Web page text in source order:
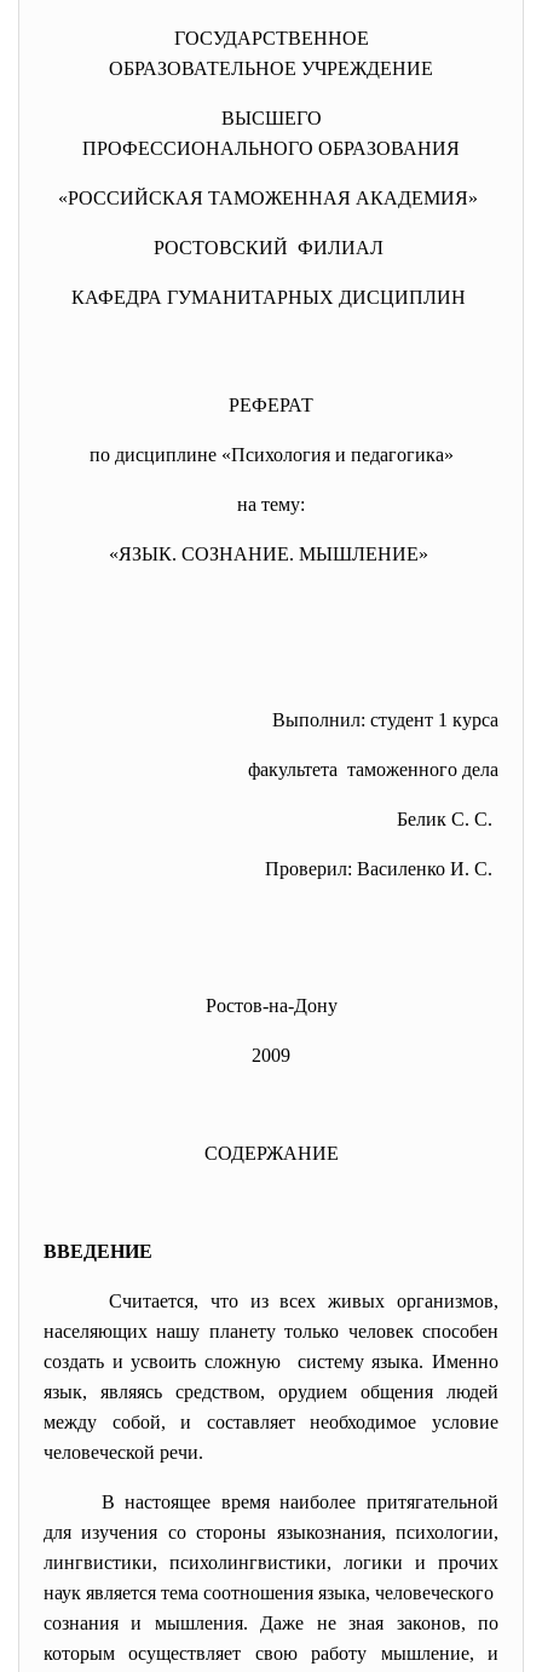
ГОСУДАРСТВЕННОЕ
ОБРАЗОВАТЕЛЬНОЕ УЧРЕЖДЕНИЕ
ВЫСШЕГО
ПРОФЕССИОНАЛЬНОГО ОБРАЗОВАНИЯ
«РОССИЙСКАЯ ТАМОЖЕННАЯ АКАДЕМИЯ»
РОСТОВСКИЙ ФИЛИАЛ
КАФЕДРА ГУМАНИТАРНЫХ ДИСЦИПЛИН
РЕФЕРАТ
по дисциплине «Психология и педагогика»
на тему:
«ЯЗЫК. СОЗНАНИЕ. МЫШЛЕНИЕ»
Выполнил: студент 1 курса
факультета таможенного дела
Белик С. С.
Проверил: Василенко И. С.
Ростов-на-Дону
2009
СОДЕРЖАНИЕ
ВВЕДЕНИЕ
Считается, что из всех живых организмов,
населяющих нашу планету только человек способен
создать и усвоить сложную систему языка. Именно
язык, являясь средством, орудием общения людей
между собой, и составляет необходимое условие
человеческой речи.
В настоящее время наиболее притягательной
для изучения со стороны языкознания, психологии,
лингвистики, психолингвистики, логики и прочих
наук является тема соотношения языка, человеческого
сознания и мышления. Даже не зная законов, по
которым осуществляет свою работу мышление, и